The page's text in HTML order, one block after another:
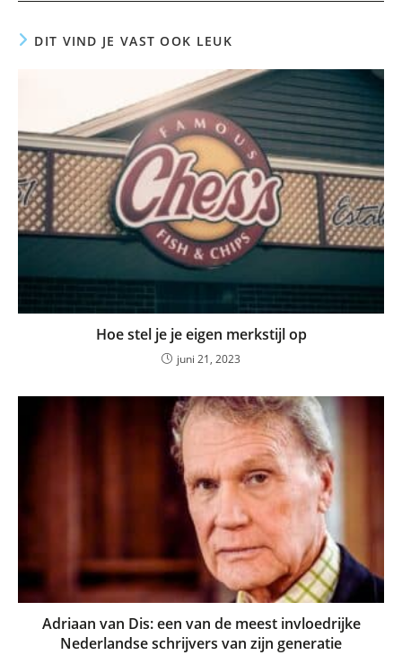
DIT VIND JE VAST OOK LEUK
Hoe stel je je eigen merkstijl op
juni 21, 2023
Adriaan van Dis: een van de meest invloedrijke
Nederlandse schrijvers van zijn generatie